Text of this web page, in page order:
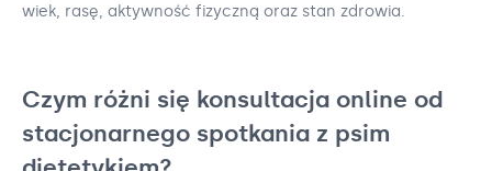
wiek, rasę, aktywność fizyczną oraz stan zdrowia.
Czym różni się konsultacja online od
stacjonarnego spotkania z psim